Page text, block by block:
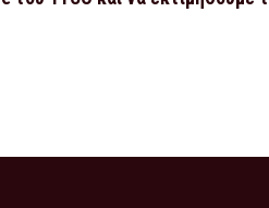
Χαλάνδρι στο Opening Weekend
το νέο franchise TYCO